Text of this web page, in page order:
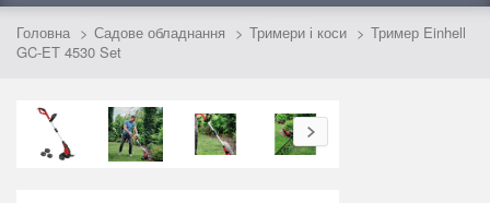
Головна Садове обладнання Тримери і коси
Тример Einhell
GC-ET 4530 Set